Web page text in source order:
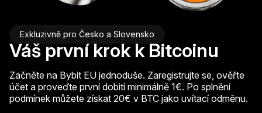
Exkluzivně pro Česko a Slovensko
Váš první krok k Bitcoinu
Začněte na Bybit EU jednoduše. Zaregistrujte se, ověřte
účet a proveďte první dobití minimálně 1€. Po splnění
podmínek můžete získat 20€ v BTC jako uvítací odměnu.